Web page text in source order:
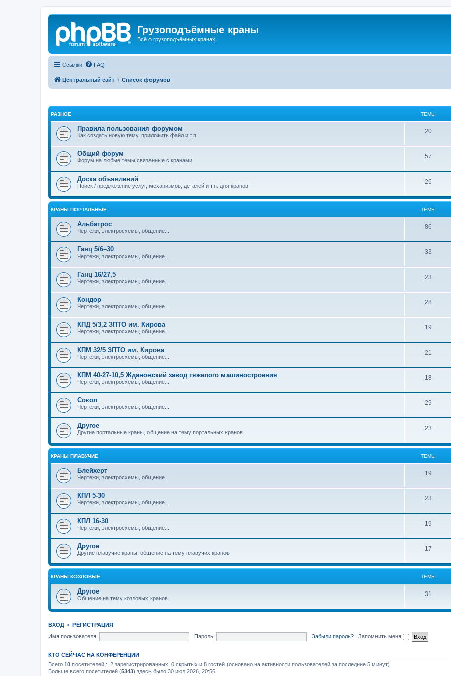
Грузоподъёмные краны
Всё о грузоподъёмных кранах
Ссылки FAQ
Центральный сайт Список форумов
РАЗНОЕ ТЕМЫ
Правила пользования форумом
Как создать новую тему, приложить файл и т.п.
20
Общий форум
Форум на любые темы связанные с кранами.
57
Доска объявлений
Поиск / предложение услуг, механизмов, деталей и т.п. для кранов
26
КРАНЫ ПОРТАЛЬНЫЕ ТЕМЫ
Альбатрос
Чертежи, электросхемы, общение...
86
Ганц 5/6–30
Чертежи, электросхемы, общение...
33
Ганц 16/27,5
Чертежи, электросхемы, общение...
23
Кондор
Чертежи, электросхемы, общение...
28
КПД 5/3,2 ЗПТО им. Кирова
Чертежи, электросхемы, общение...
19
КПМ 32/5 ЗПТО им. Кирова
Чертежи, электросхемы, общение...
21
КПМ 40-27-10,5 Ждановский завод тяжелого машиностроения
Чертежи, электросхемы, общение...
18
Сокол
Чертежи, электросхемы, общение...
29
Другое
Другие портальные краны, общение на тему портальных кранов
23
КРАНЫ ПЛАВУЧИЕ ТЕМЫ
Блейхерт
Чертежи, электросхемы, общение...
19
КПЛ 5-30
Чертежи, электросхемы, общение...
23
КПЛ 16-30
Чертежи, электросхемы, общение...
19
Другое
Другие плавучие краны, общение на тему плавучих кранов
17
КРАНЫ КОЗЛОВЫЕ ТЕМЫ
Другое
Общение на тему козловых кранов
31
ВХОД • РЕГИСТРАЦИЯ
Имя пользователя:
Пароль: Забыли пароль? | Запомнить меня
КТО СЕЙЧАС НА КОНФЕРЕНЦИИ
Всего 10 посетителей :: 2 зарегистрированных, 0 скрытых и 8 гостей (основано на активности пользователей за последние 5 минут)
Больше всего посетителей (5343) здесь было 30 июл 2026, 20:56